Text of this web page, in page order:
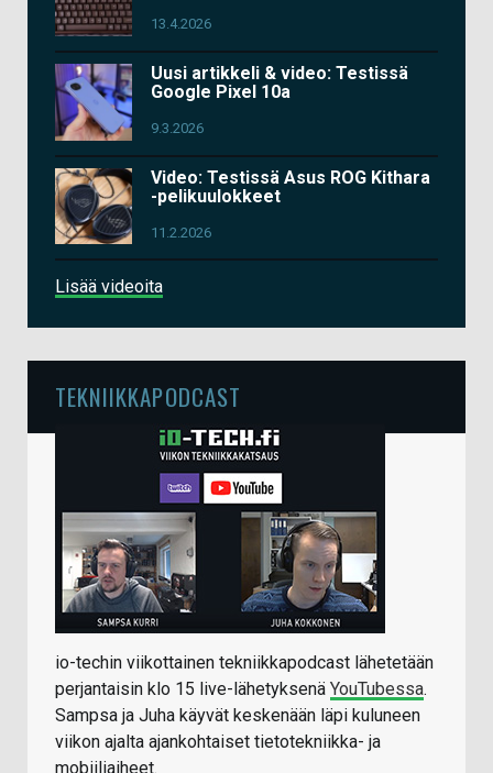
13.4.2026
Uusi artikkeli & video: Testissä
Google Pixel 10a
9.3.2026
Video: Testissä Asus ROG Kithara
-pelikuulokkeet
11.2.2026
Lisää videoita
TEKNIIKKAPODCAST
io-techin viikottainen tekniikkapodcast lähetetään
perjantaisin klo 15 live-lähetyksenä YouTubessa.
Sampsa ja Juha käyvät keskenään läpi kuluneen
viikon ajalta ajankohtaiset tietotekniikka- ja
mobiiliaiheet.